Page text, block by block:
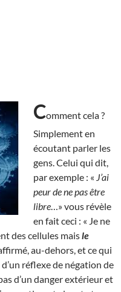
Comment cela ?
Simplement en
écoutant parler les
gens. Celui qui dit,
par exemple : « J’ai
peur de ne pas être
libre …» vous révèle
en fait ceci : « Je ne
des cellules maisle
au-dehors, et ce qui
réflexe de négation de
d’un danger extérieur et